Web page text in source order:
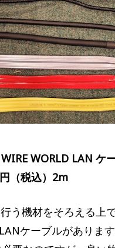
WORLD LAN ケ
（税込）2m
う機材をそろえる上
ケーブルがあります